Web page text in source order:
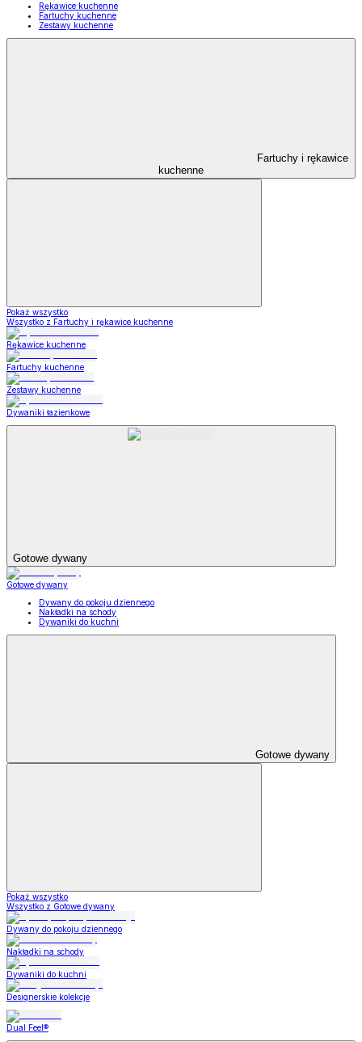
Rękawice kuchenne
Fartuchy kuchenne
Zestawy kuchenne
Fartuchy i rękawice
kuchenne
Pokaż wszystko
Wszystko z Fartuchy i rękawice kuchenne
Rękawice kuchenne
Fartuchy kuchenne
Zestawy kuchenne
Dywaniki łazienkowe
Gotowe dywany
Gotowe dywany
Dywany do pokoju dziennego
Nakładki na schody
Dywaniki do kuchni
Gotowe dywany
Pokaż wszystko
Wszystko z Gotowe dywany
Dywany do pokoju dziennego
Nakładki na schody
Dywaniki do kuchni
Designerskie kolekcje
Dual Feel®